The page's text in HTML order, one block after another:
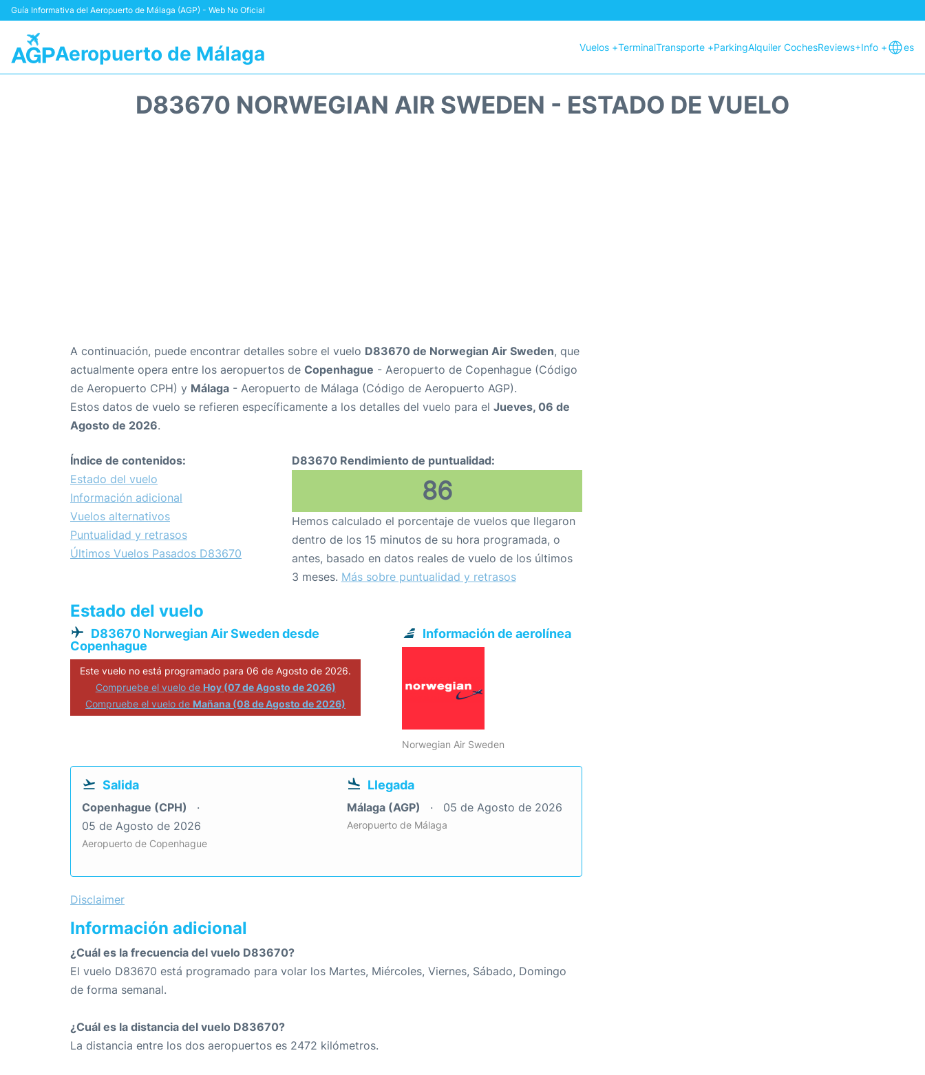
Guía Informativa del Aeropuerto de Málaga (AGP) - Web No Oficial
Aeropuerto de Málaga Vuelos +TerminalTransporte +ParkingAlquiler CochesReviews+Info + es
D83670 NORWEGIAN AIR SWEDEN - ESTADO DE VUELO
A continuación, puede encontrar detalles sobre el vuelo D83670 de Norwegian Air Sweden, que
actualmente opera entre los aeropuertos de Copenhague - Aeropuerto de Copenhague (Código
de Aeropuerto CPH) y Málaga - Aeropuerto de Málaga (Código de Aeropuerto AGP).
Estos datos de vuelo se refieren específicamente a los detalles del vuelo para el Jueves, 06 de
Agosto de 2026.
Índice de contenidos:
Estado del vuelo
Información adicional
Vuelos alternativos
Puntualidad y retrasos
Últimos Vuelos Pasados D83670
D83670 Rendimiento de puntualidad:
86
Hemos calculado el porcentaje de vuelos que llegaron
dentro de los 15 minutos de su hora programada, o
antes, basado en datos reales de vuelo de los últimos
3 meses. Más sobre puntualidad y retrasos
Estado del vuelo
D83670 Norwegian Air Sweden desde
Copenhague
Este vuelo no está programado para 06 de Agosto de 2026.
Compruebe el vuelo de Hoy (07 de Agosto de 2026)
Compruebe el vuelo de Mañana (08 de Agosto de 2026)
Información de aerolínea
Norwegian Air Sweden
Salida
Copenhague (CPH)
05 de Agosto de 2026
Aeropuerto de Copenhague
Llegada
Málaga (AGP) 05 de Agosto de 2026
Aeropuerto de Málaga
Disclaimer
Información adicional
¿Cuál es la frecuencia del vuelo D83670?
El vuelo D83670 está programado para volar los Martes, Miércoles, Viernes, Sábado, Domingo
de forma semanal.
¿Cuál es la distancia del vuelo D83670?
La distancia entre los dos aeropuertos es 2472 kilómetros.